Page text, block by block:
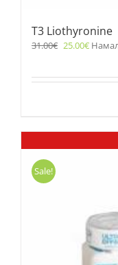
T3 Liothyronine
31.00€ 25.00€
Sale!